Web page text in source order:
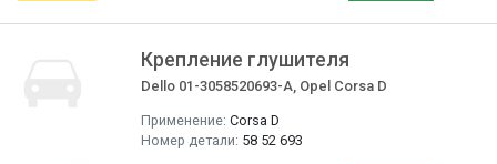
Крепление глушителя
Dello 01-3058520693-A, Opel Corsa D
Применение: Corsa D
Номер детали: 58 52 693